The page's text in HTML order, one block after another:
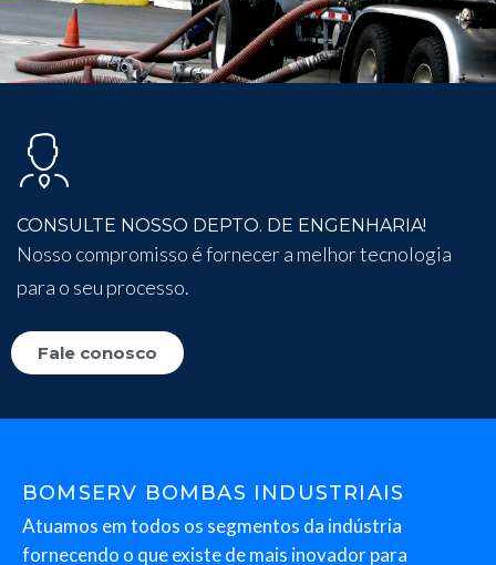
CONSULTE NOSSO DEPTO. DE ENGENHARIA!
Nosso compromisso é fornecer a melhor tecnologia
para o seu processo.
Fale conosco
BOMSERV BOMBAS INDUSTRIAIS
Atuamos em todos os segmentos da indústria
fornecendo o que existe de mais inovador para